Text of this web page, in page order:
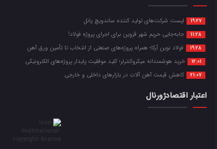
19:27 لیست شرکت‌های تولید کننده ساندویچ پانل
11:28 جابه‌جایی حریم شهر قزوین برای اجرای پروژه فولاد!
19:28 فولاد نوین آرکا؛ همراه پروژه‌های صنعتی از انتخاب تا تأمین ورق آهن
12:01 خرید هوشمندانه میکروکنترلر؛ کلید موفقیت پایدار پروژه‌های الکترونیکی
21:07 کاهش قیمت آهن آلات در بازارهای داخلی و خارجی
اعتبار اقتصادژورنال